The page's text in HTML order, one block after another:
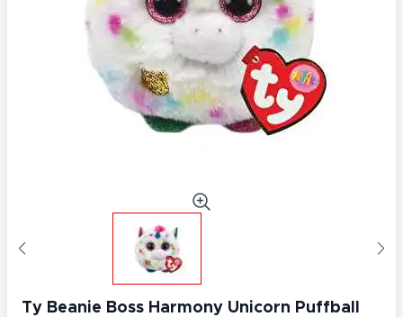
Ty Beanie Boss Harmony Unicorn Puffball